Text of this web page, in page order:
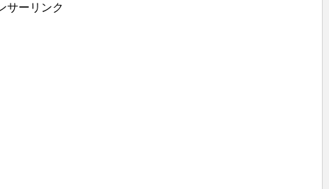
サーリンク